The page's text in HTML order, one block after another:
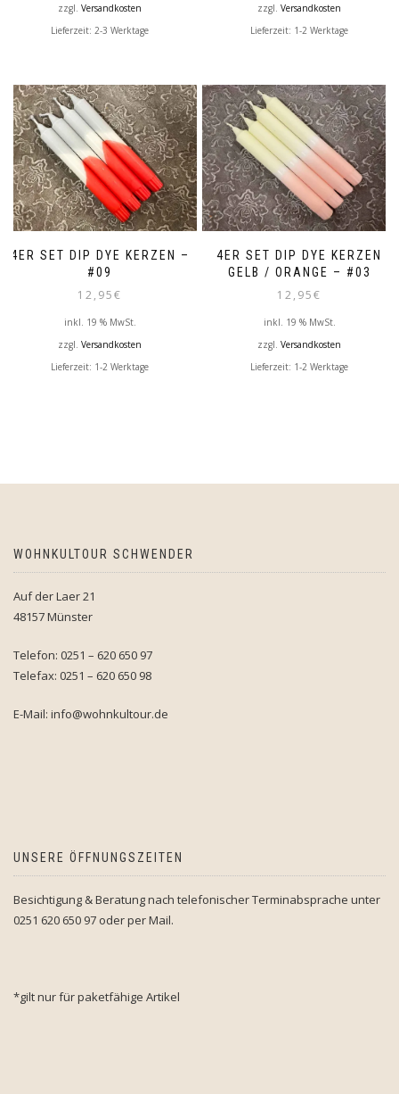
zzgl. Versandkosten
Lieferzeit: 2-3 Werktage
zzgl. Versandkosten
Lieferzeit: 1-2 Werktage
4ER SET DIP DYE KERZEN –
#09
12,95€
inkl. 19 % MwSt.
zzgl. Versandkosten
Lieferzeit: 1-2 Werktage
4ER SET DIP DYE KERZEN
GELB / ORANGE – #03
12,95€
inkl. 19 % MwSt.
zzgl. Versandkosten
Lieferzeit: 1-2 Werktage
WOHNKULTOUR SCHWENDER
Auf der Laer 21
48157 Münster
Telefon: 0251 – 620 650 97
Telefax: 0251 – 620 650 98
E-Mail: info@wohnkultour.de
UNSERE ÖFFNUNGSZEITEN
Besichtigung & Beratung nach telefonischer Terminabsprache unter
0251 620 650 97 oder per Mail.
*gilt nur für paketfähige Artikel